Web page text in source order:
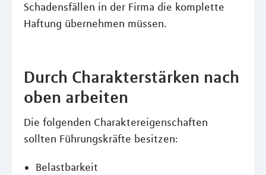
Schadensfällen in der Firma die komplette
Haftung übernehmen müssen.
Durch Charakterstärken nach
oben arbeiten
Die folgenden Charaktereigenschaften
sollten Führungskräfte besitzen:
Belastbarkeit